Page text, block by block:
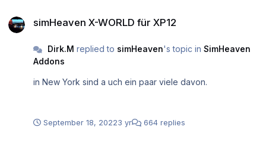
simHeaven X-WORLD für XP12
Dirk.M replied to simHeaven's topic in SimHeaven
Addons
in New York sind a uch ein paar viele davon.
September 18, 20223 yr 664 replies